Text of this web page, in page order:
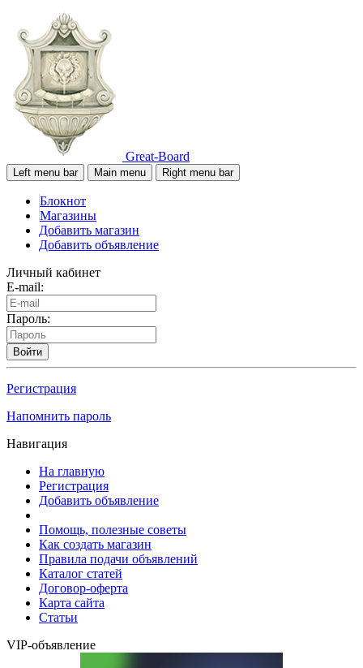
Great-Board
Left menu bar Main menu Right menu bar
Блокнот
Магазины
Добавить магазин
Добавить объявление
Личный кабинет
E-mail:
Пароль:
Войти
Регистрация
Напомнить пароль
Навигация
На главную
Регистрация
Добавить объявление
Помощь, полезные советы
Как создать магазин
Правила подачи объявлений
Каталог статей
Договор-оферта
Карта сайта
Статьи
VIP-объявление